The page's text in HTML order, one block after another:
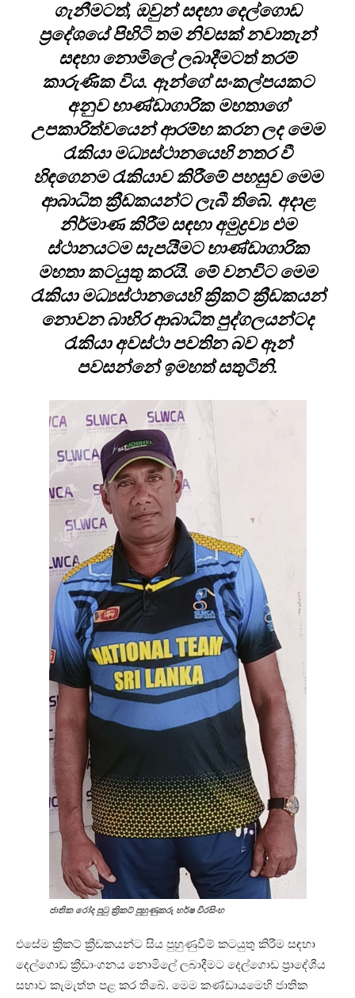
ගැනීමටත්, ඔවුන් සඳහා දෙල්ගොඩ
ප්‍රදේශයේ පිහිටි තම නිවසක් නවාතැන්
සඳහා නොමිලේ ලබාදීමටත් තරම්
කාරුණික විය. ඈන්ගේ සංකල්පයකට
අනුව භාණ්ඩාගාරික මහතාගේ
උපකාරිත්වයෙන් ආරම්භ කරන ලද මෙම
රැකියා මධ්‍යස්ථානයෙහි නතර වී
හිඳගෙනම රැකියාව කිරීමේ පහසුව මෙම
ආබාධිත ක්‍රීඩකයන්ට ලැබී තිබේ. අදාළ
නිර්මාණ කිරීම සඳහා අමුද්‍රව්‍ය එම
ස්ථානයටම සැපයීමට භාණ්ඩාගාරික
මහතා කටයුතු කරයි. මේ වනවිට මෙම
රැකියා මධ්‍යස්ථානයෙහි ක්‍රිකට් ක්‍රීඩකයන්
නොවන බාහිර ආබාධිත පුද්ගලයන්ටද
රැකියා අවස්ථා පවතින බව ඈන්
පවසන්නේ ඉමහත් සතුටිනි.
ජාතික රෝද පුටු ක්‍රිකට් පුහුණුකරු හර්ෂ වීරසිංහ
එසේම ක්‍රිකට් ක්‍රීඩකයන්ට සිය පුහුණුවීම් කටයුතු කිරීම සඳහා
දෙල්ගොඩ ක්‍රීඩාංගනය නොමිලේ ලබාදීමට දෙල්ගොඩ ප්‍රාදේශීය
සභාව කැමැත්ත පළ කර තිබේ. මෙම කණ්ඩායමෙහි ජාතික